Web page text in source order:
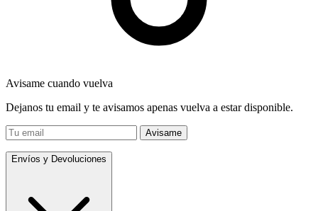
Avisame cuando vuelva
Dejanos tu email y te avisamos apenas vuelva a estar disponible.
Avisame
Envíos y Devoluciones